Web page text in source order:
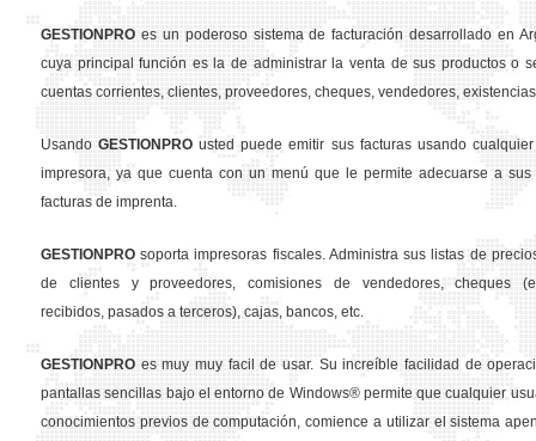
GESTION PRO es un poderoso sistema de facturación desarrollado en
cuya principal función es la de administrar la venta de sus productos o
cuentas corrientes, clientes, proveedores, cheques, vendedores,
Usando GESTION PRO usted puede emitir sus facturas usando
impresora, ya que cuenta con un menú que le permite adecuarse a sus
facturas de imprenta.
GESTION PRO soporta impresoras fiscales. Administra sus listas de
de clientes y proveedores, comisiones de vendedores, cheques
recibidos, pasados a terceros), cajas, bancos, etc.
GESTION PRO es muy muy facil de usar. Su increíble facilidad de
pantallas sencillas bajo el entorno de Windows® permite que cualquier
conocimientos previos de computación, comience a utilizar el sistema